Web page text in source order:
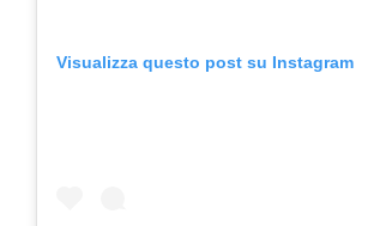
Visualizza questo post su Instagram